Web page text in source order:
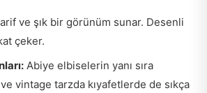
ve şık bir görünüm sunar. Desenli
çeker.
Abiye elbiselerin yanı sıra
vintage tarzda kıyafetlerde de sıkça